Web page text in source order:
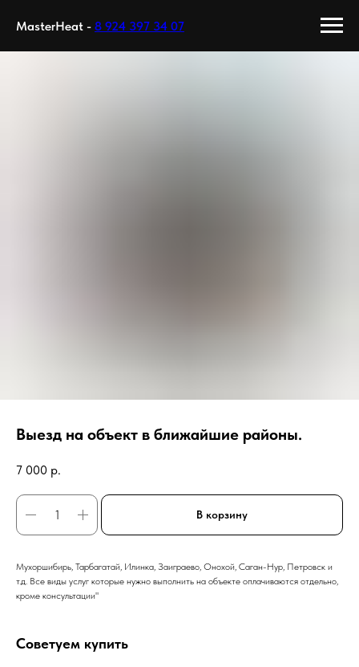
MasterHeat - 8 924 397 34 07
Выезд на объект в ближайшие районы.
7 000 р.
В корзину
Мухоршибирь, Тарбагатай, Илинка, Заиграево, Онохой, Саган-Нур, Петровск и
т.д. Все виды услуг которые нужно выполнить на объекте оплачиваются отдельно,
кроме консультации"
Советуем купить